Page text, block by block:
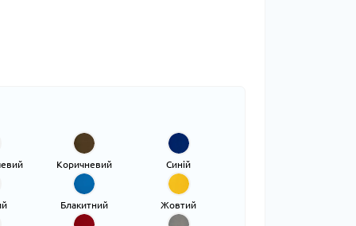
Коричневий Синій
Блакитний Жовтий